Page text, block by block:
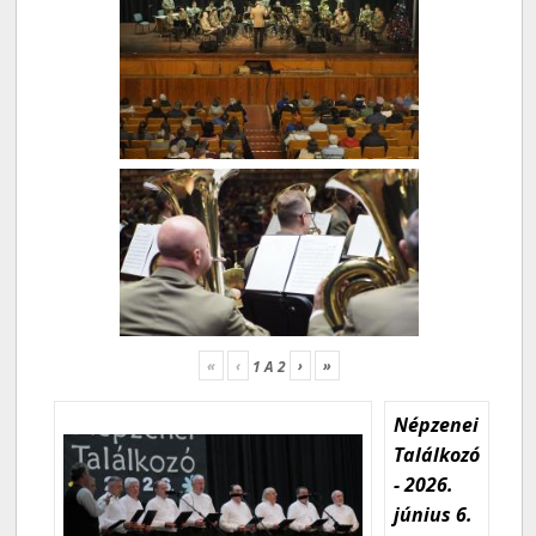
« ‹ 1A2 › »
Népzenei
Találkozó
- 2026.
június 6.